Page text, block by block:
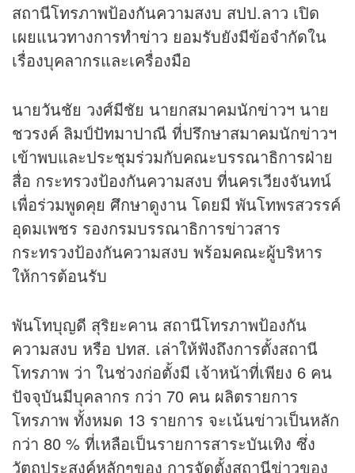
สถานีโทรภาพป้องกันความสงบ สปป.ลาว เปิด
เผยแนวทางการทำข่าว ยอมรับยังมีข้อจำกัดใน
เรื่องบุคลากรและเครื่องมือ
นายวันชัย วงศ์มีชัย นายกสมาคมนักข่าวฯ นาย
ชวรงค์ ลิมป์ปัทมาปาณี ที่ปรึกษาสมาคมนักข่าวฯ
เข้าพบและประชุมร่วมกับคณะบรรณาธิการฝ่าย
สื่อ กระทรวงป้องกันความสงบ ที่นครเวียงจันทน์
เพื่อร่วมพูดคุย ศึกษาดูงาน โดยมี พันโทพรสวรรค์
อุดมเพชร รองกรมบรรณาธิการข่าวสาร
กระทรวงป้องกันความสงบ พร้อมคณะผู้บริหาร
ให้การต้อนรับ
พันโทบุญดี สุริยะคาน สถานีโทรภาพป้องกัน
ความสงบ หรือ ปทส. เล่าให้ฟังถึงการตั้งสถานี
โทรภาพ ว่า ในช่วงก่อตั้งมี เจ้าหน้าที่เพียง 6 คน
ปัจจุบันมีบุคลากร กว่า 70 คน ผลิตรายการ
โทรภาพ ทั้งหมด 13 รายการ จะเน้นข่าวเป็นหลัก
กว่า 80 % ที่เหลือเป็นรายการสาระบันเทิง ซึ่ง
วัตถุประสงค์หลักๆของ การจัดตั้งสถานีข่าวของ